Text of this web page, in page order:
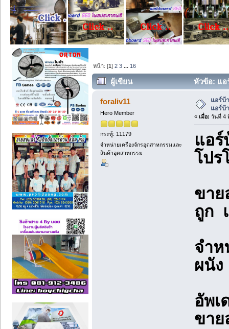
หน้า: [1]2 3 ... 16
ผู้เขียน
หัวข้อ: แอ
(อ่าน 15444 ครั้ง)
foraliv11
Hero Member
กระทู้: 11179
จำหน่ายเครื่องจักรอุตสาหกรรมและ
สินค้าอุตสาหกรรม
แอร์บ้
แอร์บ้
« เมื่อ: วันที่ 4
แอ
โปร
ขาย
ถูก
จำห
ผนัง
อัพเ
ขาย